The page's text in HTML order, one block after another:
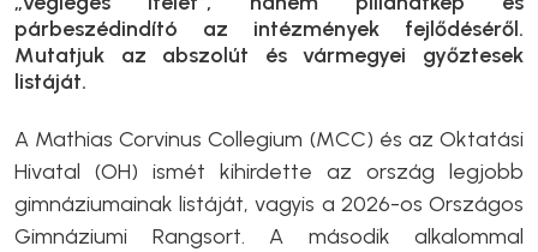
párbeszédindító az intézmények fejlődéséről.
Mutatjuk az abszolút és vármegyei győztesek
listáját.
A Mathias Corvinus Collegium (MCC) és az Oktatási
Hivatal (OH) ismét kihirdette az ország legjobb
gimnáziumainak listáját, vagyis a 2026-os Országos
Gimnáziumi Rangsort. A második alkalommal